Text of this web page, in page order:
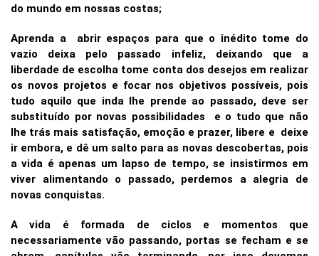
do mundo em nossas costas;
Aprenda a abrir espaços para que o inédito tome do
vazio deixa pelo passado infeliz, deixando que a
liberdade de escolha tome conta dos desejos em realizar
os novos projetos e focar nos objetivos possíveis, pois
tudo aquilo que inda lhe prende ao passado, deve ser
substituído por novas possibilidades e o tudo que não
lhe trás mais satisfação, emoção e prazer, libere e deixe
ir embora, e dê um salto para as novas descobertas, pois
a vida é apenas um lapso de tempo, se insistirmos em
viver alimentando o passado, perdemos a alegria de
novas conquistas.
A vida é formada de ciclos e momentos que
necessariamente vão passando, portas se fecham e se